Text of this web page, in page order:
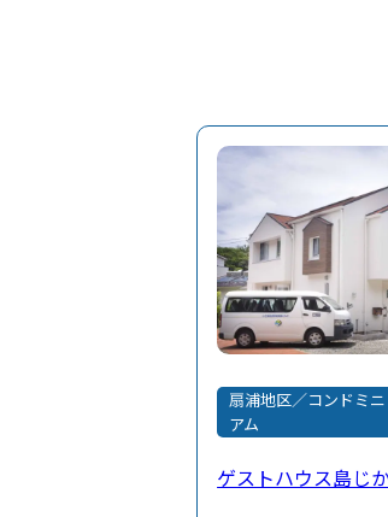
扇浦地区／コンドミニ
アム
ゲストハウス島じ